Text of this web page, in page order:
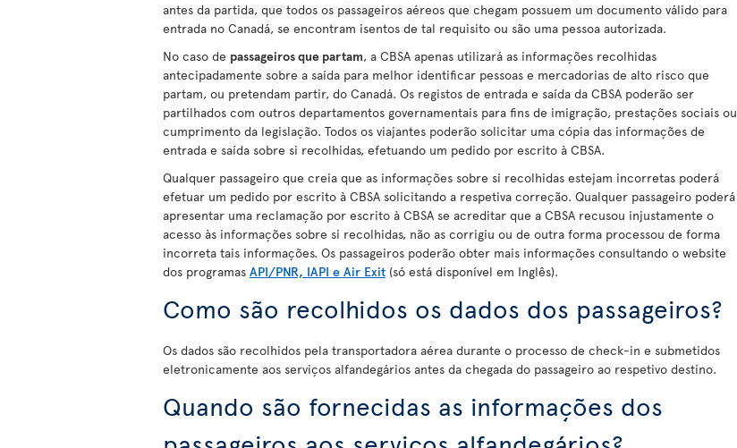
antes da partida, que todos os passageiros aéreos que chegam possuem um documento válido para
entrada no Canadá, se encontram isentos de tal requisito ou são uma pessoa autorizada.
No caso de passageiros que partam, a CBSA apenas utilizará as informações recolhidas
antecipadamente sobre a saída para melhor identificar pessoas e mercadorias de alto risco que
partam, ou pretendam partir, do Canadá. Os registos de entrada e saída da CBSA poderão ser
partilhados com outros departamentos governamentais para fins de imigração, prestações sociais ou
cumprimento da legislação. Todos os viajantes poderão solicitar uma cópia das informações de
entrada e saída sobre si recolhidas, efetuando um pedido por escrito à CBSA.
Qualquer passageiro que creia que as informações sobre si recolhidas estejam incorretas poderá
efetuar um pedido por escrito à CBSA solicitando a respetiva correção. Qualquer passageiro poderá
apresentar uma reclamação por escrito à CBSA se acreditar que a CBSA recusou injustamente o
acesso às informações sobre si recolhidas, não as corrigiu ou de outra forma processou de forma
incorreta tais informações. Os passageiros poderão obter mais informações consultando o website
dos programas API/PNR, IAPI e Air Exit (só está disponível em Inglês).
Como são recolhidos os dados dos passageiros?
Os dados são recolhidos pela transportadora aérea durante o processo de check-in e submetidos
eletronicamente aos serviços alfandegários antes da chegada do passageiro ao respetivo destino.
Quando são fornecidas as informações dos